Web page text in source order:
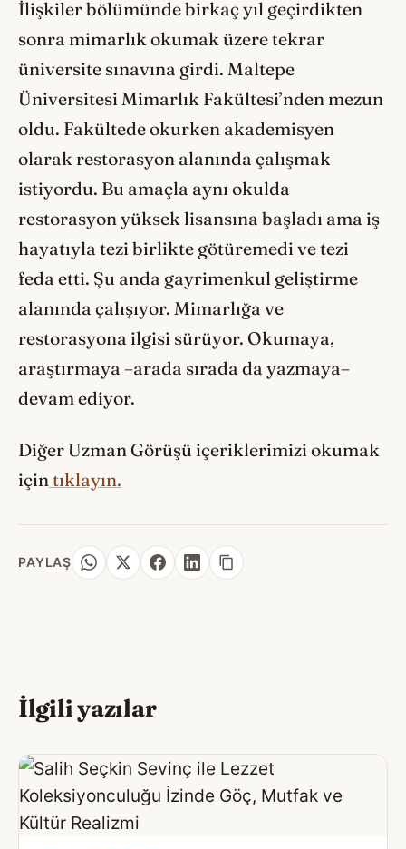
İlişkiler bölümünde birkaç yıl geçirdikten
sonra mimarlık okumak üzere tekrar
üniversite sınavına girdi. Maltepe
Üniversitesi Mimarlık Fakültesi’nden mezun
oldu. Fakültede okurken akademisyen
olarak restorasyon alanında çalışmak
istiyordu. Bu amaçla aynı okulda
restorasyon yüksek lisansına başladı ama iş
hayatıyla tezi birlikte götüremedi ve tezi
feda etti. Şu anda gayrimenkul geliştirme
alanında çalışıyor. Mimarlığa ve
restorasyona ilgisi sürüyor. Okumaya,
araştırmaya –arada sırada da yazmaya–
devam ediyor.
Diğer Uzman Görüşü içeriklerimizi okumak
için tıklayın.
PAYLAŞ
İlgili yazılar